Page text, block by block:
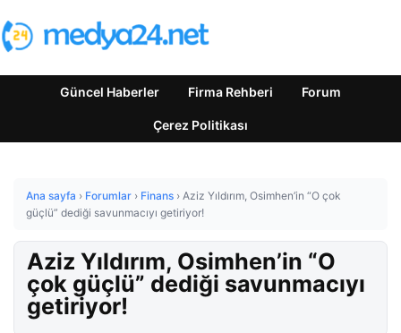
Güncel Haberler Firma Rehberi Forum
Çerez Politikası
Ana sayfa › Forumlar › Finans › Aziz Yıldırım, Osimhen’in “O çok
güçlü” dediği savunmacıyı getiriyor!
Aziz Yıldırım, Osimhen’in “O
çok güçlü” dediği savunmacıyı
getiriyor!